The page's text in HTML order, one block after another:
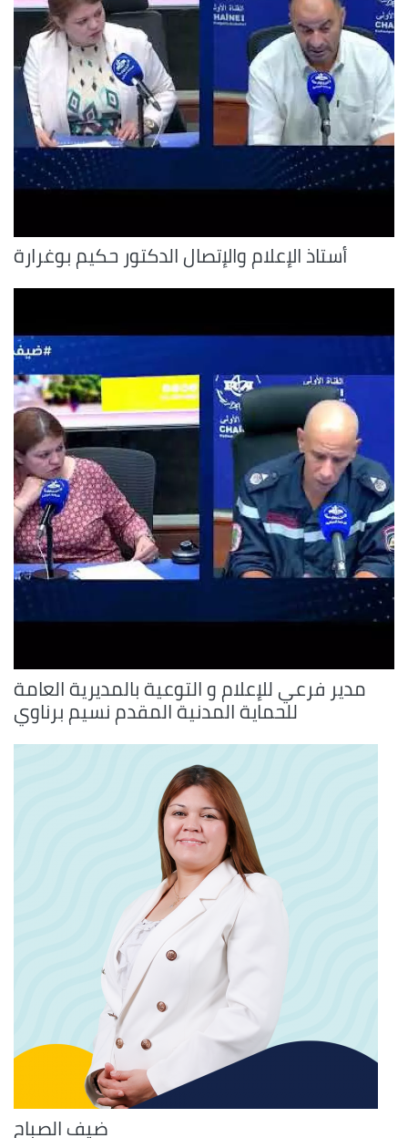
أستاذ الإعلام والإتصال الدكتور حكيم بوغرارة
مدير فرعي للإعلام و التوعية بالمديرية العامة
للحماية المدنية المقدم نسيم برناوي
ضيف الصباح